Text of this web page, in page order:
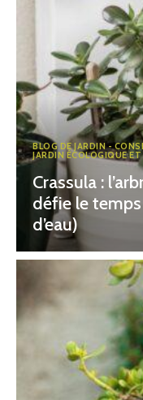
BLOG DE JARDIN -
JARDIN ÉCOLOGIQUE
Crassula :
défie le
d’eau)